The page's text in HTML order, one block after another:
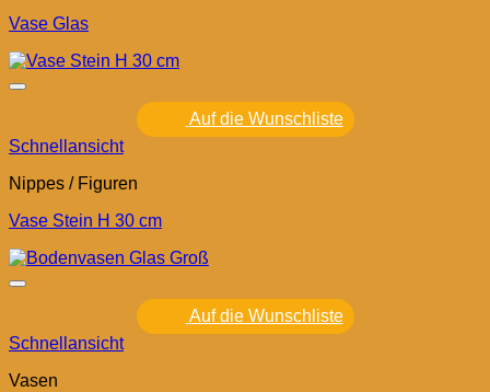
Vase Glas
Auf die Wunschliste
Schnellansicht
Nippes / Figuren
Vase Stein H 30 cm
Auf die Wunschliste
Schnellansicht
Vasen